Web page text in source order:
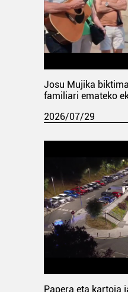
Josu Mujika
familiari emateko
2026/07/29
Papera eta kartoia